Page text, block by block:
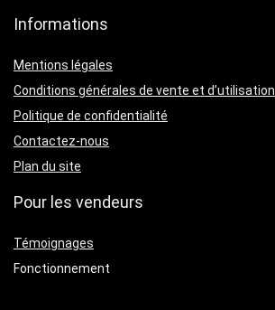
Informations
Mentions légales
Conditions générales de vente et d’utilisation
Politique de confidentialité
Contactez-nous
Plan du site
Pour les vendeurs
Témoignages
Fonctionnement